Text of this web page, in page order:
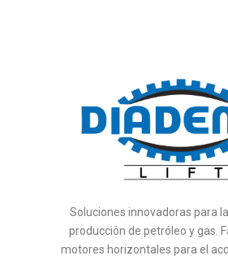
Soluciones innovadoras para
producción de petróleo y gas.
motores horizontales para el